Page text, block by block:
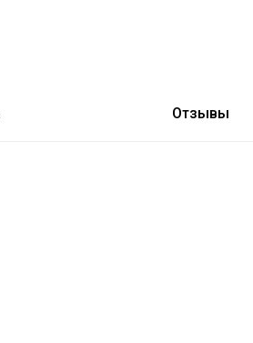
Отзывы